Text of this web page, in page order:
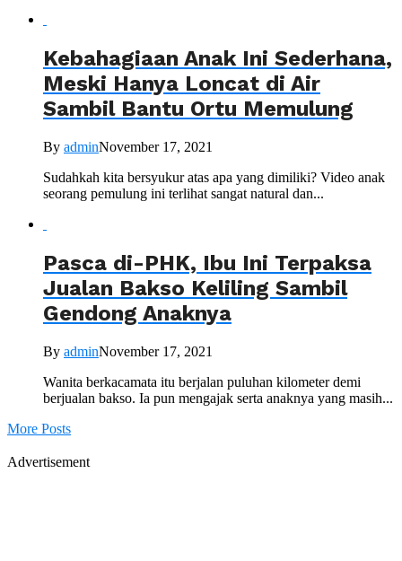
Kebahagiaan Anak Ini Sederhana,
Meski Hanya Loncat di Air
Sambil Bantu Ortu Memulung
By adminNovember 17, 2021
Sudahkah kita bersyukur atas apa yang dimiliki? Video anak
seorang pemulung ini terlihat sangat natural dan...
Pasca di-PHK, Ibu Ini Terpaksa
Jualan Bakso Keliling Sambil
Gendong Anaknya
By adminNovember 17, 2021
Wanita berkacamata itu berjalan puluhan kilometer demi
berjualan bakso. Ia pun mengajak serta anaknya yang masih...
More Posts
Advertisement